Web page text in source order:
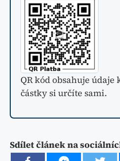
QR kód obsahuje údaje
částky si určíte sami.
Sdílet článek na